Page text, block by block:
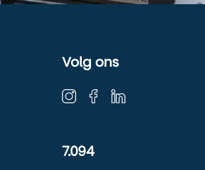
Volg ons
7.094